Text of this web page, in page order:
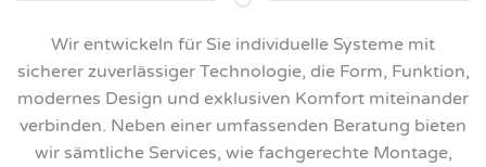
Wir entwickeln für Sie individuelle Systeme mit
sicherer zuverlässiger Technologie, die Form, Funktion,
modernes Design und exklusiven Komfort miteinander
verbinden. Neben einer umfassenden Beratung bieten
wir sämtliche Services, wie fachgerechte Montage,